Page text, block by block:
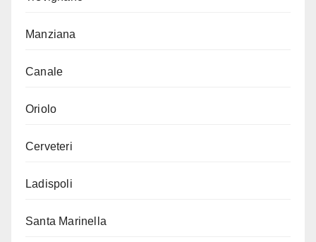
Manziana
Canale
Oriolo
Cerveteri
Ladispoli
Santa Marinella